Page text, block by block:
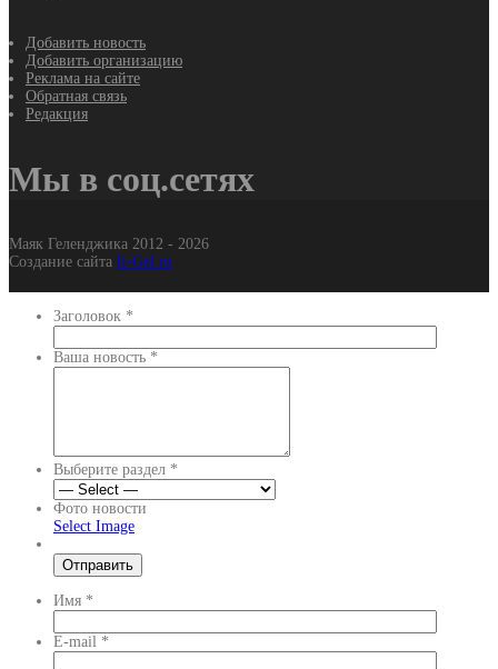
Добавить новость
Добавить организацию
Реклама на сайте
Обратная связь
Редакция
Мы в соц.сетях
Маяк Геленджика 2012 - 2026
Создание сайта It-Gel.ru
Заголовок *
Ваша новость *
Выберите раздел *
Фото новости
Select Image
Имя *
E-mail *